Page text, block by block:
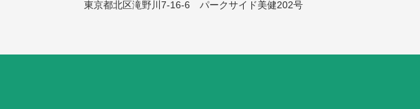
東京都北区滝野川7-16-6 パークサイド美健202号